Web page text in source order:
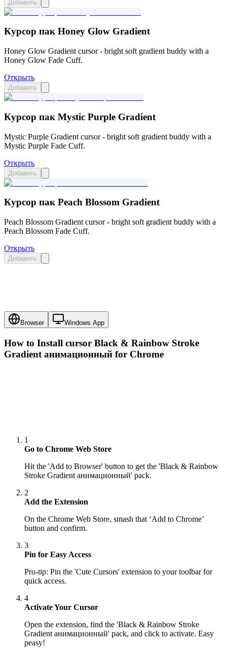
Добавить
Курсор пак Honey Glow Gradient
Honey Glow Gradient cursor - bright soft gradient buddy with a
Honey Glow Fade Cuff.
Открыть
Добавить
Курсор пак Mystic Purple Gradient
Mystic Purple Gradient cursor - bright soft gradient buddy with a
Mystic Purple Fade Cuff.
Открыть
Добавить
Курсор пак Peach Blossom Gradient
Peach Blossom Gradient cursor - bright soft gradient buddy with a
Peach Blossom Fade Cuff.
Открыть
Добавить
Browser Windows App
How to Install cursor Black & Rainbow Stroke
Gradient анимационный for Chrome
1
Go to Chrome Web Store
Hit the 'Add to Browser' button to get the 'Black & Rainbow
Stroke Gradient анимационный' pack.
2
Add the Extension
On the Chrome Web Store, smash that ‘Add to Chrome’
button and confirm.
3
Pin for Easy Access
Pro-tip: Pin the 'Cute Cursors' extension to your toolbar for
quick access.
4
Activate Your Cursor
Open the extension, find the 'Black & Rainbow Stroke
Gradient анимационный' pack, and click to activate. Easy
peasy!